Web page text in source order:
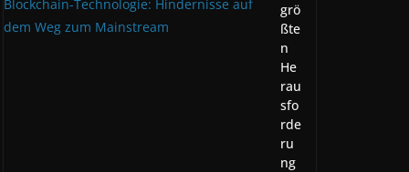
grö
ßte
n
He
rau
sfo
rde
ru
ng